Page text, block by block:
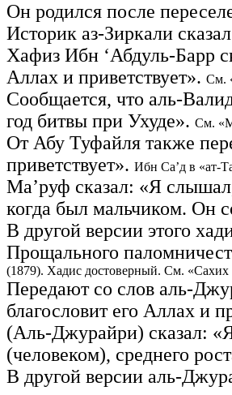
Он родился после
Историк аз-Зиркали
Хафиз Ибн ‘Абдуль-Барр
Аллах и приветствует». См.
Сообщается, что аль-
год битвы при Ухуде». См.
От Абу Туфайля также
приветствует». Ибн Са’д в «ат-
Ма’руф сказал: «Я
когда был мальчиком. Он
В другой версии этого
Прощального
(1879). Хадис достоверный. См.
Передают со слов аль-
благословит его Аллах и
(Аль-Джурайри) сказал:
(человеком), среднего
В другой версии аль-